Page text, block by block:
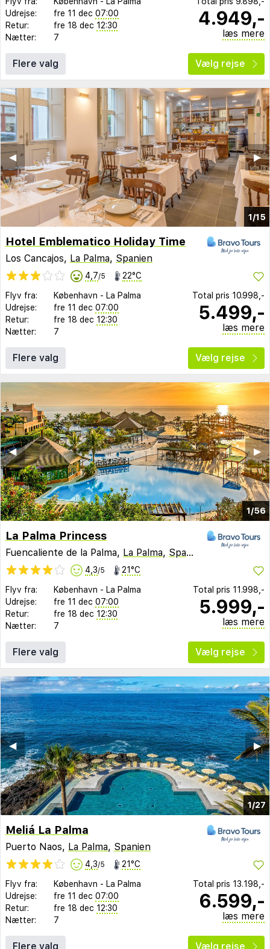
Udrejse:
fre 11 dec 07:00
Retur:
fre 18 dec 12:30
Nætter:
7
4.949,-
læs mere
Flere valg Vælg rejse
1/15
▶︎
◀︎
Hotel Emblematico Holiday Time
Los Cancajos, La Palma, Spanien
4,7/5 22°C
Flyv fra: København - La Palma
Udrejse:
fre 11 dec 07:00
Retur:
fre 18 dec 12:30
Nætter:
7
Total pris 10.998,-
5.499,-
læs mere
Flere valg Vælg rejse
1/56
▶︎
◀︎
La Palma Princess
Fuencaliente de la Palma, La Palma, Spanien
4,3/5 21°C
Flyv fra: København - La Palma
Udrejse:
fre 11 dec 07:00
Retur:
fre 18 dec 12:30
Nætter:
7
Total pris 11.998,-
5.999,-
læs mere
Flere valg Vælg rejse
1/27
▶︎
◀︎
Meliá La Palma
Puerto Naos, La Palma, Spanien
4,3/5 21°C
Flyv fra: København - La Palma
Udrejse:
fre 11 dec 07:00
Retur:
fre 18 dec 12:30
Nætter:
7
Total pris 13.198,-
6.599,-
læs mere
Flere valg Vælg rejse